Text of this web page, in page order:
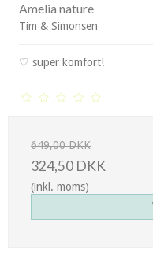
Amelia nature
Tim & Simonsen
♡ super komfort!
649,00 DKK
324,50 DKK
(inkl. moms)